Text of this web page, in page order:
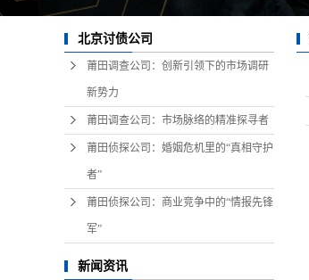
北京讨债公司
莆田调查公司：创新引领下的市场调研
新势力
莆田调查公司：市场脉络的精准探寻者
莆田侦探公司：婚姻危机里的“真相守护
者”
莆田侦探公司：商业竞争中的“情报先锋
军”
新闻资讯